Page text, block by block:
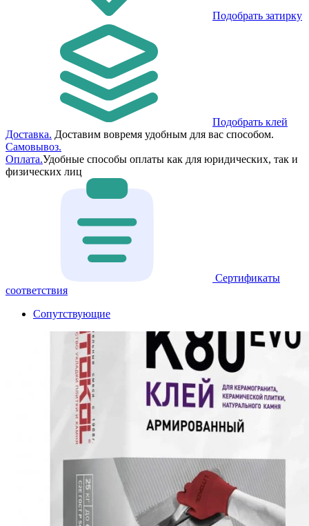
Подобрать затирку
Подобрать клей
Доставка. Доставим вовремя удобным для вас способом.
Самовывоз.
Оплата.Удобные способы оплаты как для юридических, так и
физических лиц
Сертификаты
соответствия
Сопутствующие